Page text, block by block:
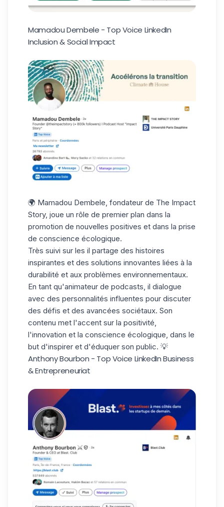
Mamadou Dembele - Top Voice LinkedIn
Inclusion & Social Impact
🌍 Mamadou Dembele, fondateur de The Impact
Story, joue un rôle de premier plan dans la
promotion de nouvelles positives et dans la prise
de conscience écologique.
Très suivi sur les il partage des histoires
inspirantes et des solutions innovantes liées à la
durabilité et aux problèmes environnementaux.
En tant qu'animateur de podcasts, il dialogue
avec des personnalités influentes pour discuter
des défis et des avancées sociétaux. Son
contenu met l'accent sur la positivité,
l'innovation et la conscience écologique, dans le
but d'inspirer et d'éduquer son public. 💡
Anthony Bourbon - Top Voice LinkedIn Business
& Entrepreneuriat